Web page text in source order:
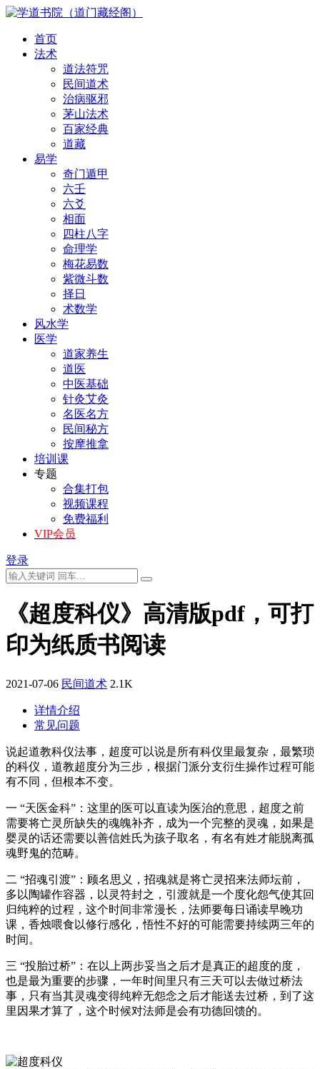
首页
法术
道法符咒
民间道术
治病驱邪
茅山法术
百家经典
道藏
易学
奇门遁甲
六壬
六爻
相面
四柱八字
命理学
梅花易数
紫微斗数
择日
术数学
风水学
医学
道家养生
道医
中医基础
针灸艾灸
名医名方
民间秘方
按摩推拿
培训课
专题
合集打包
视频课程
免费福利
VIP会员
登录
《超度科仪》高清版pdf，可打
印为纸质书阅读
2021-07-06 民间道术 2.1K
详情介绍
常见问题
说起道教科仪法事，超度可以说是所有科仪里最复杂，最繁琐
的科仪，道教超度分为三步，根据门派分支衍生操作过程可能
有不同，但根本不变。
一 “天医金科”：这里的医可以直读为医治的意思，超度之前
需要将亡灵所缺失的魂魄补齐，成为一个完整的灵魂，如果是
婴灵的话还需要以善信姓氏为孩子取名，有名有姓才能脱离孤
魂野鬼的范畴。
二 “招魂引渡”：顾名思义，招魂就是将亡灵招来法师坛前，
多以陶罐作容器，以灵符封之，引渡就是一个度化怨气使其回
归纯粹的过程，这个时间非常漫长，法师要每日诵读早晚功
课，香烛喂食以修行感化，悟性不好的可能需要持续两三年的
时间。
三 “投胎过桥”：在以上两步妥当之后才是真正的超度的度，
也是最为重要的步骤，一年时间里只有三天可以去做过桥法
事，只有当其灵魂变得纯粹无怨念之后才能送去过桥，到了这
里因果才算了，这个时候对法师是会有功德回馈的。